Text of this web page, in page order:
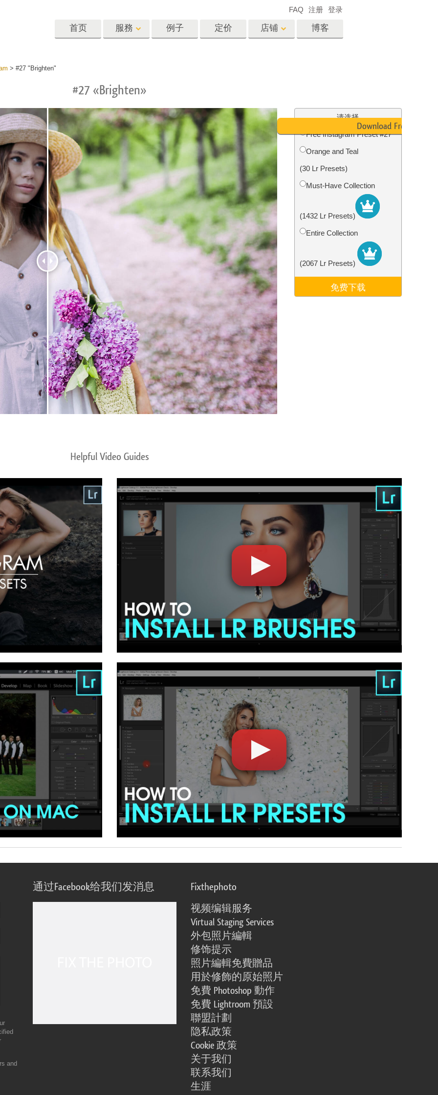
首页 服務
片编辑服务 人工智能生成的服装模型 图像处理服务 照片修复服务
修图服务 AI训练数据 Video Editing Services
例子 定价 店铺
预设
Photoshop 动作
Photoshop 疊加
Photoshop 紋理
Ps 动作 整个合集
Ps覆盖整个收藏
情人节贺卡
婚礼请柬
儿童生日请柬
博客
FAQ 注册 登录
> #27 "Brighten"
#27 «Brighten»
请选择
Free Instagram Preset #27
Orange and Teal
(30 Lr Presets)
Must-Have Collection
(1432 Lr Presets)
Entire Collection
(2067 Lr Presets)
免费下载
Download Free
Helpful Video Guides
and
通过Facebook给我们发消息 Fixthephoto
视频编辑服务
Virtual Staging Services
外包照片編輯
修饰提示
照片編輯免費贈品
用於修飾的原始照片
免費 Photoshop 動作
免費 Lightroom 預設
聯盟計劃
隐私政策
Cookie 政策
关于我们
联系我们
生涯